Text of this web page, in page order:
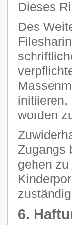
Dieses
Des
initiieren,
worden
Zugangs
gehen
6.